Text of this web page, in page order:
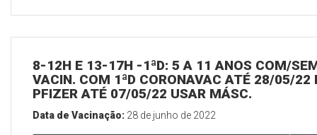
8-12H E 13-17H -1ªD: 5 A 11 ANOS COM/
VACIN. COM 1ªD CORONAVAC ATÉ 28/05/22
PFIZER ATÉ 07/05/22 USAR MÁSC.
Data de Vacinação: 28 de junho de 2022